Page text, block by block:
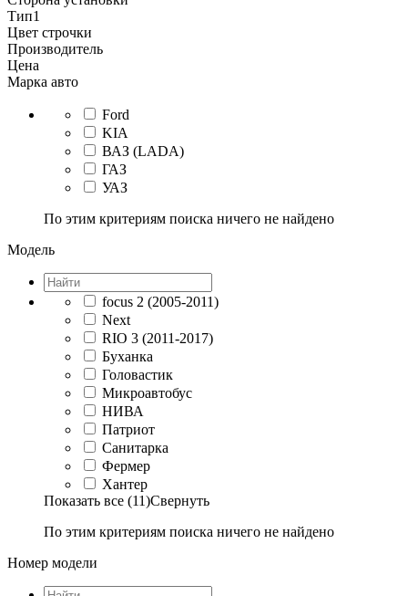
Тип1
Цвет строчки
Производитель
Цена
Марка авто
Ford
KIA
ВАЗ (LADA)
ГАЗ
УАЗ
По этим критериям поиска ничего не найдено
Модель
focus 2 (2005-2011)
Next
RIO 3 (2011-2017)
Буханка
Головастик
Микроавтобус
НИВА
Патриот
Санитарка
Фермер
Хантер
Показать все (11)Свернуть
По этим критериям поиска ничего не найдено
Номер модели